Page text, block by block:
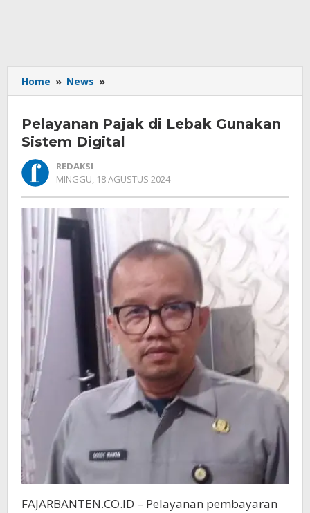
Home » News »
Pajak
Lebak
Gunakan
Pelayanan Pajak di Lebak Gunakan
Sistem Digital
REDAKSI
MINGGU, 18 AGUSTUS 2024
FAJARBANTEN.CO.ID – Pelayanan pembayaran